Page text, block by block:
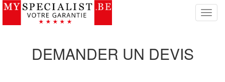
S
w
DEMANDER UN DEVIS